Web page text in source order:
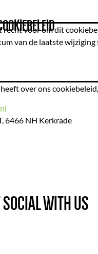
voor om dit
van de laatste
over ons
6466 NH Kerkrade
SOCIAL WITH US